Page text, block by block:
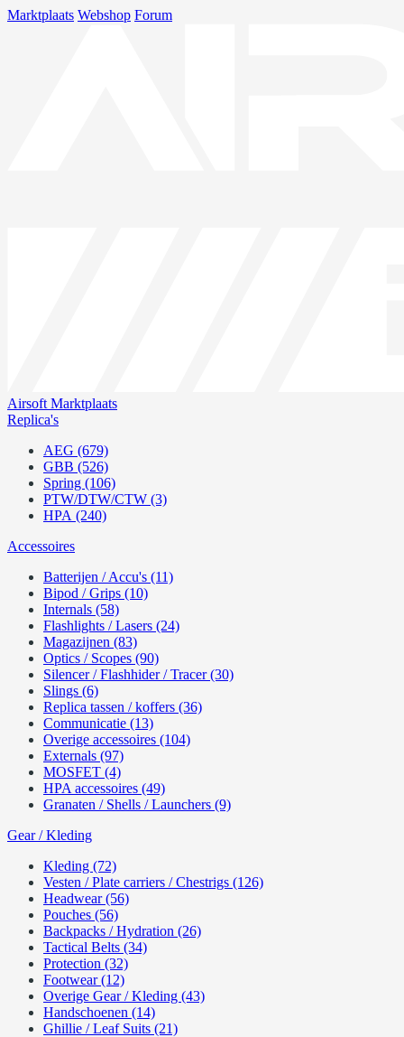
Marktplaats Webshop Forum
Airsoft Marktplaats
Replica's
AEG (679)
GBB (526)
Spring (106)
PTW/DTW/CTW (3)
HPA (240)
Accessoires
Batterijen / Accu's (11)
Bipod / Grips (10)
Internals (58)
Flashlights / Lasers (24)
Magazijnen (83)
Optics / Scopes (90)
Silencer / Flashhider / Tracer (30)
Slings (6)
Replica tassen / koffers (36)
Communicatie (13)
Overige accessoires (104)
Externals (97)
MOSFET (4)
HPA accessoires (49)
Granaten / Shells / Launchers (9)
Gear / Kleding
Kleding (72)
Vesten / Plate carriers / Chestrigs (126)
Headwear (56)
Pouches (56)
Backpacks / Hydration (26)
Tactical Belts (34)
Protection (32)
Footwear (12)
Overige Gear / Kleding (43)
Handschoenen (14)
Ghillie / Leaf Suits (21)